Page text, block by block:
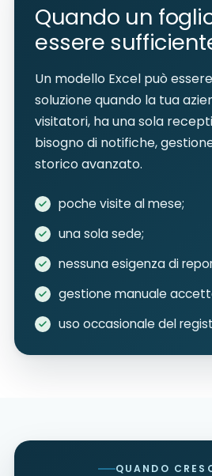
Quando un
essere
Un modello Excel può
soluzione quando la tua
visitatori, ha una sola
bisogno di notifiche,
storico avanzato.
poche visite al mese;
una sola sede;
nessuna esigenza di
gestione manuale
uso occasionale del
QUANDO